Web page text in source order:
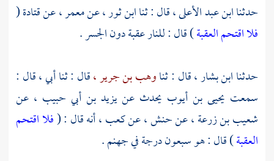
حدثناابن عبد الأعلى ،قال :ثنا ابن ثور ،عنمعمر ،عنقتادة(
فلا اقتحم العقبة) قال : للنار عقبة دون الجسر .
حدثناابن بشار ،قال : ثناوهب بن جرير ،قال : ثنا أبي ، قال :
سمعت يحيى بن أيوب يحدث عنيزيد بن أبي حبيب ، عن
شعيب بن زرعة ،عنحنش ،عنكعب ،أنه قال : (فلا اقتحم
العقبة) قال : هو سبعون درجة في جهنم .